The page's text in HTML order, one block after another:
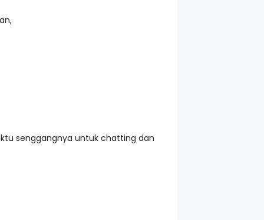
senggangnya untuk chatting dan